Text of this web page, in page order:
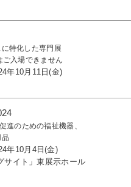
特化した専門展
入場できません
年10月11日(金)
進のための福祉機器、
年10月4日(金)
サイト」東展示ホール